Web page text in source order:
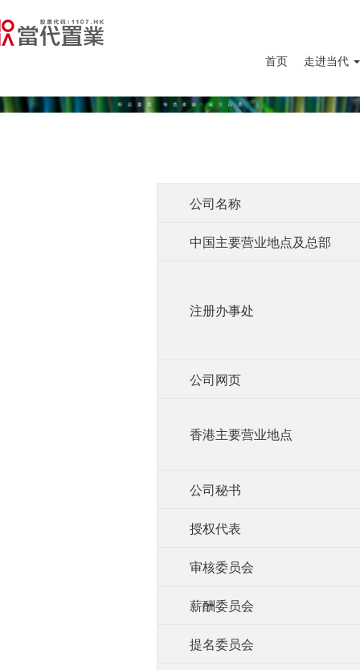
首页 走进当代
公司名称
中国主要营业地点及总部
注册办事处
公司网页
香港主要营业地点
公司秘书
授权代表
审核委员会
薪酬委员会
提名委员会